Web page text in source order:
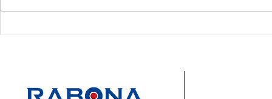
【小林大悟】6/7 DAZN Jリ
【佐藤寿人